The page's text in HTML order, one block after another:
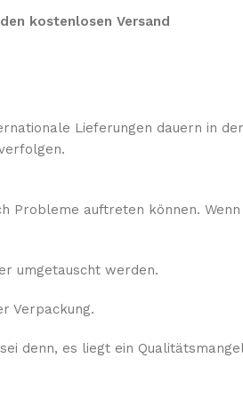
kostenlosen Versand
Lieferungen dauern in
auftreten können.
umgetauscht werden.
Verpackung.
denn, es liegt ein